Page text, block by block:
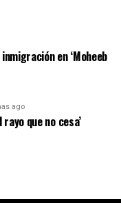
en ‘Moheeb
ago
que no cesa’